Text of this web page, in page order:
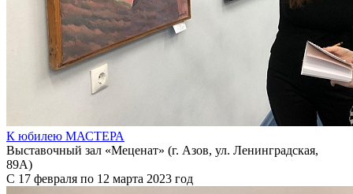
К юбилею МАСТЕРА
Выставочный зал «Меценат» (г. Азов, ул. Ленинградская,
89А)
С 17 февраля по 12 марта 2023 год